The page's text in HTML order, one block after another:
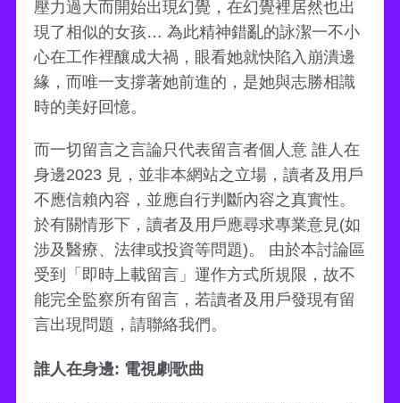
壓力過大而開始出現幻覺，在幻覺裡居然也出
現了相似的女孩… 為此精神錯亂的詠潔一不小
心在工作裡釀成大禍，眼看她就快陷入崩潰邊
緣，而唯一支撐著她前進的，是她與志勝相識
時的美好回憶。
而一切留言之言論只代表留言者個人意 誰人在
身邊2023 見，並非本網站之立場，讀者及用戶
不應信賴內容，並應自行判斷內容之真實性。
於有關情形下，讀者及用戶應尋求專業意見(如
涉及醫療、法律或投資等問題)。 由於本討論區
受到「即時上載留言」運作方式所規限，故不
能完全監察所有留言，若讀者及用戶發現有留
言出現問題，請聯絡我們。
誰人在身邊: 電視劇歌曲